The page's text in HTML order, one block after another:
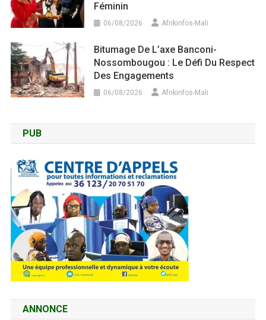
Féminin
06/08/2026 Afrikinfos-Mali
Bitumage De L’axe Banconi-
Nossombougou : Le Défi Du Respect
Des Engagements
06/08/2026 Afrikinfos-Mali
PUB
ANNONCE